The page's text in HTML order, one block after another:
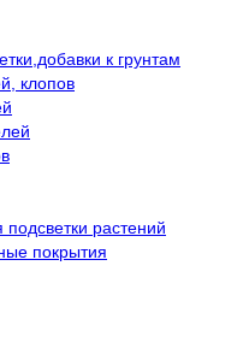
к грунтам
клопов
растений
покрытия